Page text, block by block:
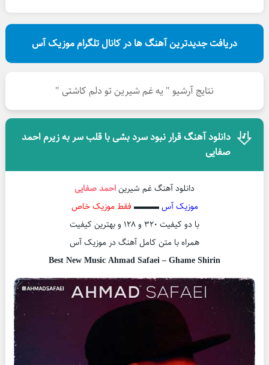
دریافت جدیدترین آهنگ ها در کانال تلگرام موزیک آس
نتایج آرشیو " یه غم شیرین تو دلم کاشتی "
دانلود آهنگ قرار نبود سرد بشی با قلب سر به زیرم احمد
صفایی
دانلود آهنگ غم شیریناحمد صفایی
موزیک آس▬▬▬ فقط موزیک خاص
با دو کیفیت ۳۲۰ و ۱۲۸ و بهترین کیفیت
همراه با متن کامل آهنگ در موزیک آس
Best New Music Ahmad Safaei – Ghame Shirin